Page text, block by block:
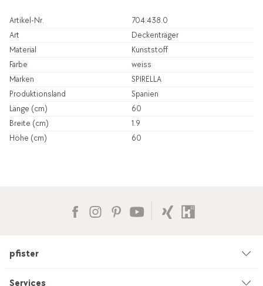
Artikel-Nr.
704.438.0
Art
Deckenträger
Material
Kunststoff
Farbe
weiss
Marken
SPIRELLA
Produktionsland
Spanien
Länge (cm)
60
Breite (cm)
1.9
Höhe (cm)
60
pfister
Unternehmen
Services